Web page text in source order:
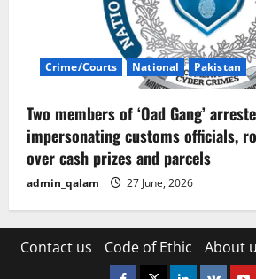
Crime/Courts National Pakistan
Two members of ‘Oad Gang’
impersonating customs officials,
over cash prizes and parcels
admin_qalam 27 June, 2026
Contact us Code of Ethic About